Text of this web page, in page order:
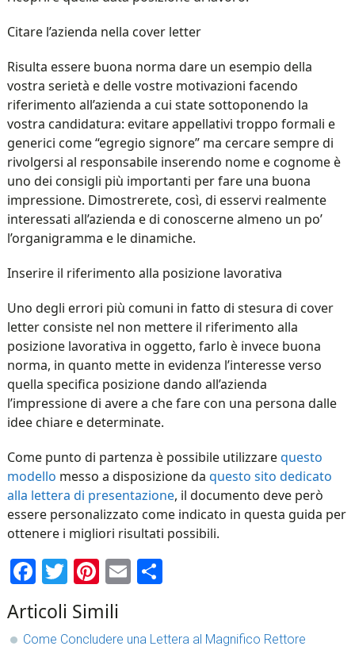
Citare l’azienda nella cover letter
Risulta essere buona norma dare un esempio della
vostra serietà e delle vostre motivazioni facendo
riferimento all’azienda a cui state sottoponendo la
vostra candidatura: evitare appellativi troppo formali e
generici come “egregio signore” ma cercare sempre di
rivolgersi al responsabile inserendo nome e cognome è
uno dei consigli più importanti per fare una buona
impressione. Dimostrerete, così, di esservi realmente
interessati all’azienda e di conoscerne almeno un po’
l’organigramma e le dinamiche.
Inserire il riferimento alla posizione lavorativa
Uno degli errori più comuni in fatto di stesura di cover
letter consiste nel non mettere il riferimento alla
posizione lavorativa in oggetto, farlo è invece buona
norma, in quanto mette in evidenza l’interesse verso
quella specifica posizione dando all’azienda
l’impressione di avere a che fare con una persona dalle
idee chiare e determinate.
Come punto di partenza è possibile utilizzarequesto
modello messo a disposizione da questo sito dedicato
alla lettera di presentazione, il documento deve però
essere personalizzato come indicato in questa guida per
ottenere i migliori risultati possibili.
Facebook
Twitter
Pinterest
EmailCondividi
Articoli Simili
Come Concludere una Lettera al Magnifico Rettore